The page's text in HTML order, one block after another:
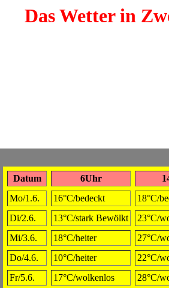
Das Wetter in
Datum 6Uhr
Mo/1.6.
16°C/bedeckt
18°C/
Di/2.6.
13°C/stark Bewölkt
23°C/
Mi/3.6.
18°C/heiter
27°C/
Do/4.6.
10°C/heiter
22°C/
Fr/5.6.
17°C/wolkenlos
28°C/